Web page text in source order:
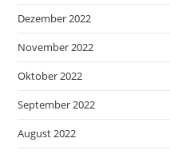
Dezember 2022
November 2022
Oktober 2022
September 2022
August 2022